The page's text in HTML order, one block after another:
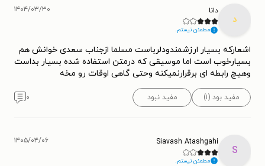
د
دانا
مطمئن نیستم.
۱۴۰۴/۰۳/۳۰
اشعارکه بسیار ارزشمندودلرباست مسلما ازجناب سعدی خوانش هم
بسیارخوب است اما موسیقی که درمتن استفاده شده بسیار بداست
وهیچ رابطه ای برقرارنمیکنه وحتی گاهی اوقات رو مخه
مفید بود (۱) مفید نبود ۰
S
Siavash Atashgahi
مطمئن نیستم.
۱۴۰۵/۰۴/۰۶